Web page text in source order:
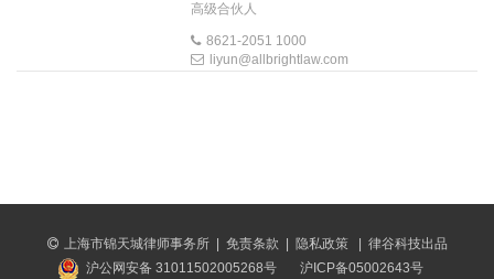
高级合伙人
8621-2051 1000
liyun@allbrightlaw.com
上海市锦天城律师事务所 免责条款 隐私政策
律谷科技出品
沪公网安备 31011502005268号
沪ICP备05002643号